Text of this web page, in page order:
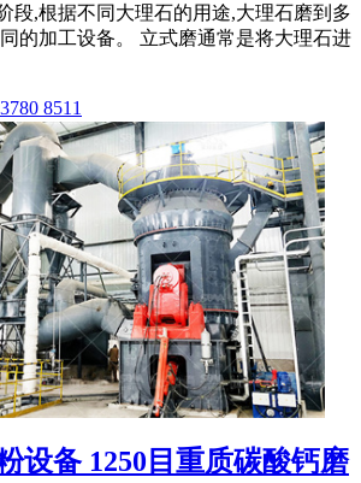
段,根据不同大理石的用途,大理石磨到多
的加工设备。 立式磨通常是将大理石进
8511
设备 1250目重质碳酸钙磨